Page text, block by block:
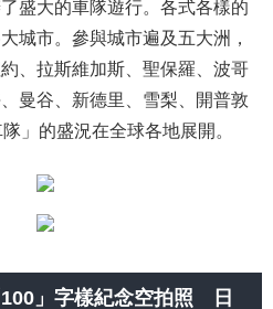
盛大的車隊遊行。各式各樣的
城市。參與城市遍及五大洲，
、拉斯維加斯、聖保羅、波哥
曼谷、新德里、雪梨、開普敦
」的盛況在全球各地展開。
」字樣紀念空拍照 日